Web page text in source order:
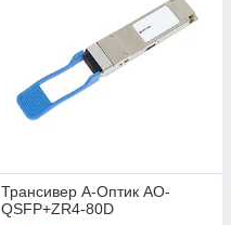
Трансивер А-Оптик AO-
QSFP+ZR4-80D